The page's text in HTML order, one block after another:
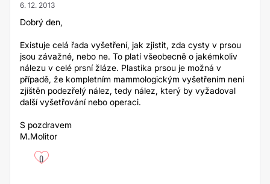
6. 12. 2013
Dobrý den,
Existuje celá řada vyšetření, jak zjistit, zda cysty v prsou
jsou závažné, nebo ne. To platí všeobecně o jakémkoliv
nálezu v celé prsní žláze. Plastika prsou je možná v
případě, že kompletním mammologickým vyšetřením není
zjištěn podezřelý nález, tedy nález, který by vyžadoval
další vyšetřování nebo operaci.
S pozdravem
M.Molitor
0